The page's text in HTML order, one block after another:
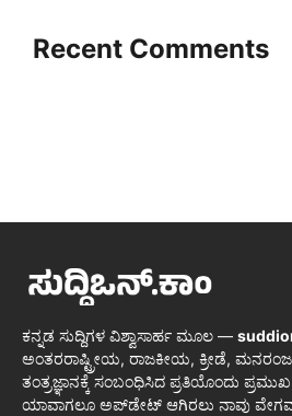
Recent Comments
ಕನ್ನಡ ಸುದ್ದಿಗಳ ವಿಶ್ವಾಸಾರ್ಹ ಮೂಲ —
ಅಂತರರಾಷ್ಟ್ರೀಯ, ರಾಜಕೀಯ, ಕ್ರೀಡೆ,
ತಂತ್ರಜ್ಞಾನಕ್ಕೆ ಸಂಬಂಧಿಸಿದ ಪ್ರತಿಯೊಂದು
ಯಾವಾಗಲೂ ಅಪ್‌ಡೇಟ್ ಆಗಿರಲು ನಾವು